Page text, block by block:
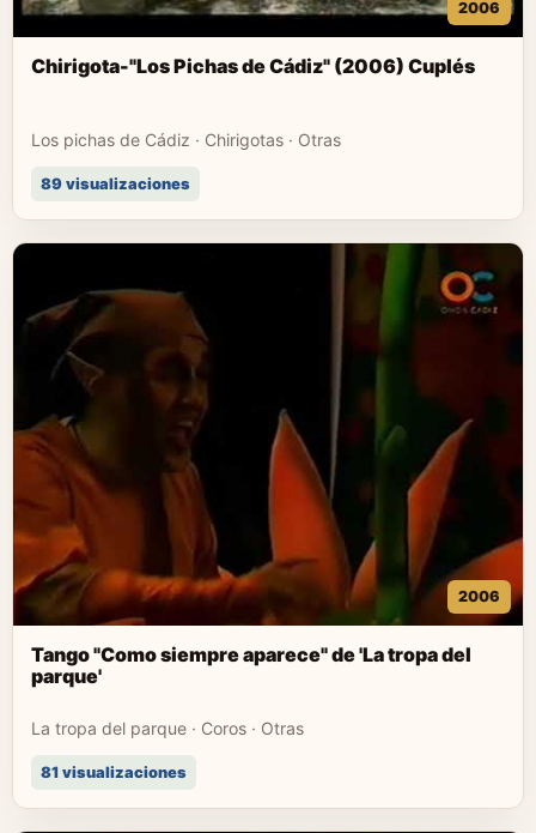
2006
Chirigota-"Los Pichas de Cádiz" (2006) Cuplés
Los pichas de Cádiz · Chirigotas · Otras
89 visualizaciones
2006
Tango "Como siempre aparece" de 'La tropa del
parque'
La tropa del parque · Coros · Otras
81 visualizaciones